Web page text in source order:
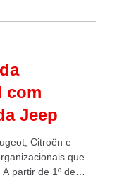
com
Jeep
Citroën e
que
partir de 1º de